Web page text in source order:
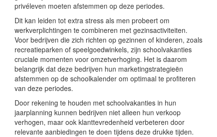
privéleven moeten afstemmen op deze periodes.
Dit kan leiden tot extra stress als men probeert om
werkverplichtingen te combineren met gezinsactiviteiten.
Voor bedrijven die zich richten op gezinnen of kinderen, zoals
recreatieparken of speelgoedwinkels, zijn schoolvakanties
cruciale momenten voor omzetverhoging. Het is daarom
belangrijk dat deze bedrijven hun marketingstrategieën
afstemmen op de schoolkalender om optimaal te profiteren
van deze periodes.
Door rekening te houden met schoolvakanties in hun
jaarplanning kunnen bedrijven niet alleen hun verkoop
verhogen, maar ook klanttevredenheid verbeteren door
relevante aanbiedingen te doen tijdens deze drukke tijden.